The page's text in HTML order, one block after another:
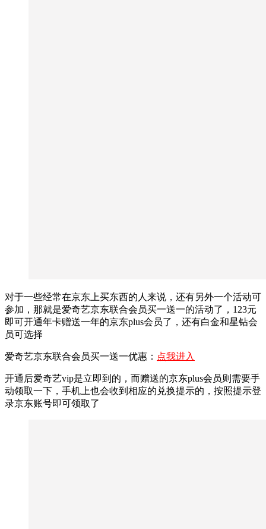
对于一些经常在京东上买东西的人来说，还有另外一个活动可
参加，那就是爱奇艺京东联合会员买一送一的活动了，123元
即可开通年卡赠送一年的京东plus会员了，还有白金和星钻会
员可选择
爱奇艺京东联合会员买一送一优惠： 点我进入
开通后爱奇艺vip是立即到的，而赠送的京东plus会员则需要手
动领取一下，手机上也会收到相应的兑换提示的，按照提示登
录京东账号即可领取了